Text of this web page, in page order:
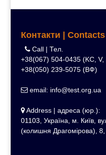
Контакти | Contacts
Call | Тел.
+38(067) 504-0435 (KC, V,
+38(050) 239-5075 (ВФ)
email: info@test.org.ua
Address | адреса (юр.):
01103, Україна, м. Київ,
(колишня Драгомірова), 8,